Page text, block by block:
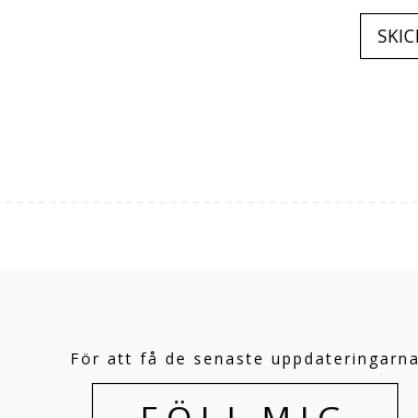
För att få de senaste uppdateringarna